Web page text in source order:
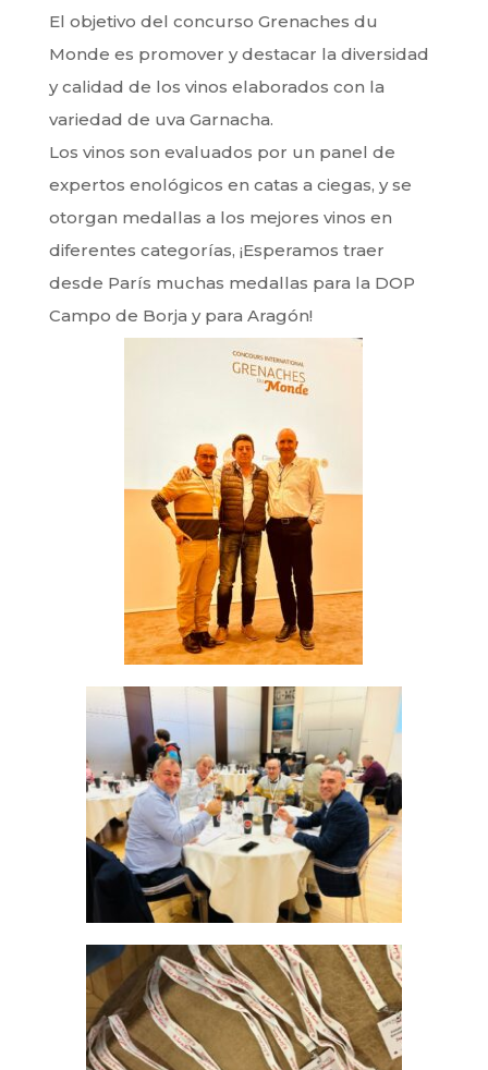
El objetivo del concurso Grenaches du
Monde es promover y destacar la diversidad
y calidad de los vinos elaborados con la
variedad de uva Garnacha.
Los vinos son evaluados por un panel de
expertos enológicos en catas a ciegas, y se
otorgan medallas a los mejores vinos en
diferentes categorías, ¡Esperamos traer
desde París muchas medallas para la DOP
Campo de Borja y para Aragón!